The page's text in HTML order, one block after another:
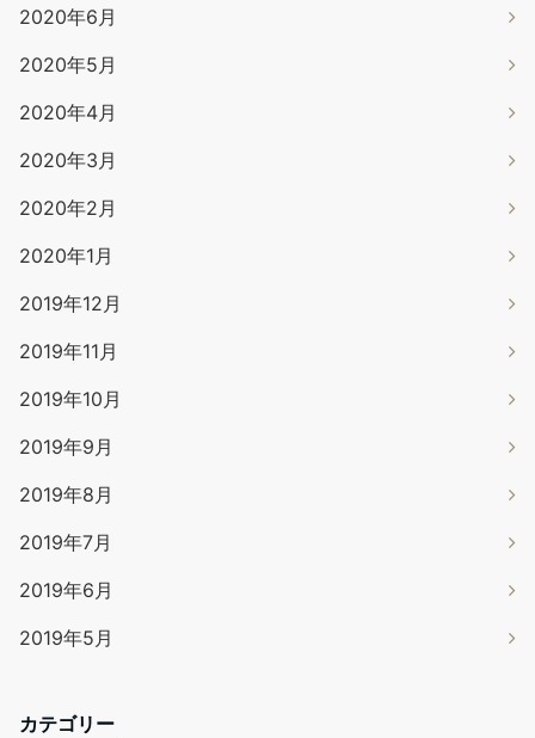
2020年6月
2020年5月
2020年4月
2020年3月
2020年2月
2020年1月
2019年12月
2019年11月
2019年10月
2019年9月
2019年8月
2019年7月
2019年6月
2019年5月
カテゴリー